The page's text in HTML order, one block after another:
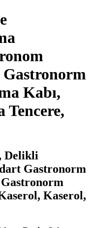
Kabı,
Tencere,
Delikli
Gastronorm
Kaserol,